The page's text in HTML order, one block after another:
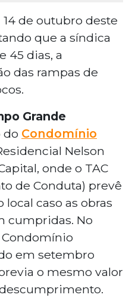
14 de outubro deste
que a síndica
45 dias, a
das rampas de
Grande
do Condomínio
Nelson
onde o TAC
de Conduta) prevê
local caso as obras
cumpridas. No
em setembro
o mesmo valor